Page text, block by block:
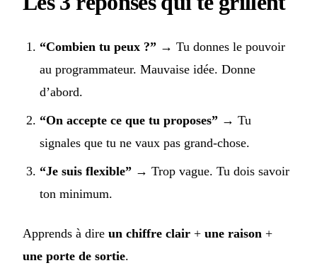
“Combien tu peux ?” → Tu donnes le pouvoir
au programmateur. Mauvaise idée. Donne
d’abord.
“On accepte ce que tu proposes” → Tu
signales que tu ne vaux pas grand-chose.
“Je suis flexible” → Trop vague. Tu dois savoir
ton minimum.
Apprends à dire un chiffre clair + une raison +
une porte de sortie.